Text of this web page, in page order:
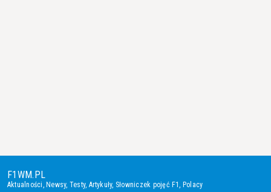
F1WM.PL
Aktualności, Newsy, Testy, Artykuły, Słowniczek pojęć F1, Polacy